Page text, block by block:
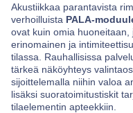
Akustiikkaa parantavista
verhoilluista PALA-
ovat kuin omia
erinomainen ja
tilassa. Rauhallisissa
tärkeä näköyhteys
sijoittelemalla niihin valoa
lisäksi suoratoimitustiskit
tilaelementin apteekkiin.